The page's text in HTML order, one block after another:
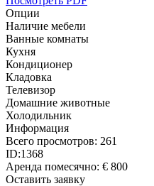
Опции
Наличие мебели
Ванные комнаты
Кухня
Кондиционер
Кладовка
Телевизор
Домашние животные
Холодильник
Информация
Всего просмотров: 261
ID:1368
Аренда помесячно: € 800
Оставить заявку